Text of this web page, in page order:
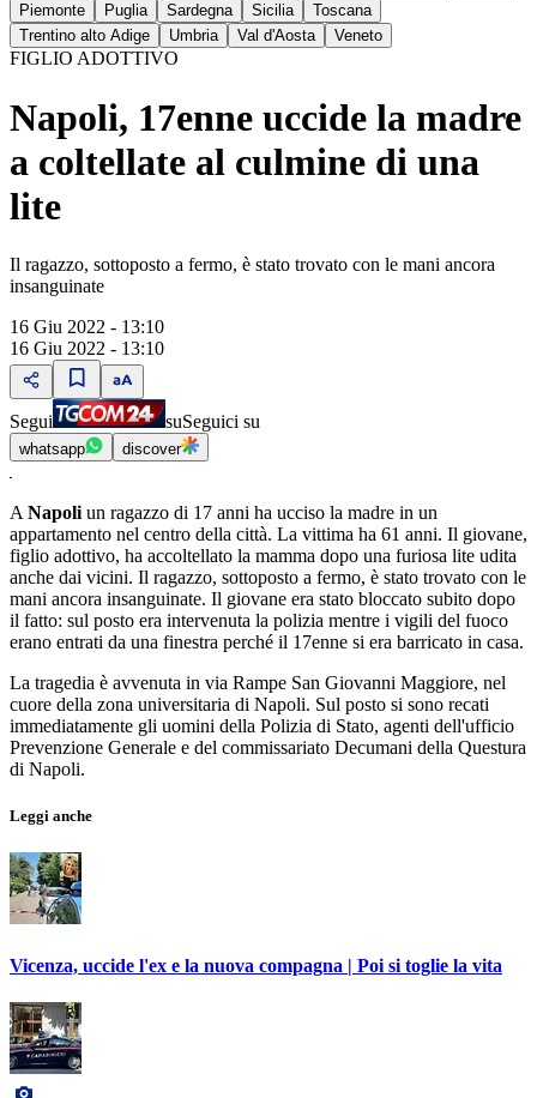
Piemonte
Puglia Sardegna Sicilia
Toscana
Trentino alto Adige
Umbria Val d'Aosta Veneto
FIGLIO ADOTTIVO
Napoli, 17enne uccide la madre
a coltellate al culmine di una
lite
Il ragazzo, sottoposto a fermo, è stato trovato con le mani ancora
insanguinate
16 Giu 2022 - 13:10
16 Giu 2022 - 13:10
Segui suSeguici su
whatsapp discover
A Napoli un ragazzo di 17 anni ha ucciso la madre in un
appartamento nel centro della città. La vittima ha 61 anni. Il giovane,
figlio adottivo, ha accoltellato la mamma dopo una furiosa lite udita
anche dai vicini. Il ragazzo, sottoposto a fermo, è stato trovato con le
mani ancora insanguinate. Il giovane era stato bloccato subito dopo
il fatto: sul posto era intervenuta la polizia mentre i vigili del fuoco
erano entrati da una finestra perché il 17enne si era barricato in casa.
La tragedia è avvenuta in via Rampe San Giovanni Maggiore, nel
cuore della zona universitaria di Napoli. Sul posto si sono recati
immediatamente gli uomini della Polizia di Stato, agenti dell'ufficio
Prevenzione Generale e del commissariato Decumani della Questura
di Napoli.
Leggi anche
Vicenza, uccide l'ex e la nuova compagna | Poi si toglie la vita